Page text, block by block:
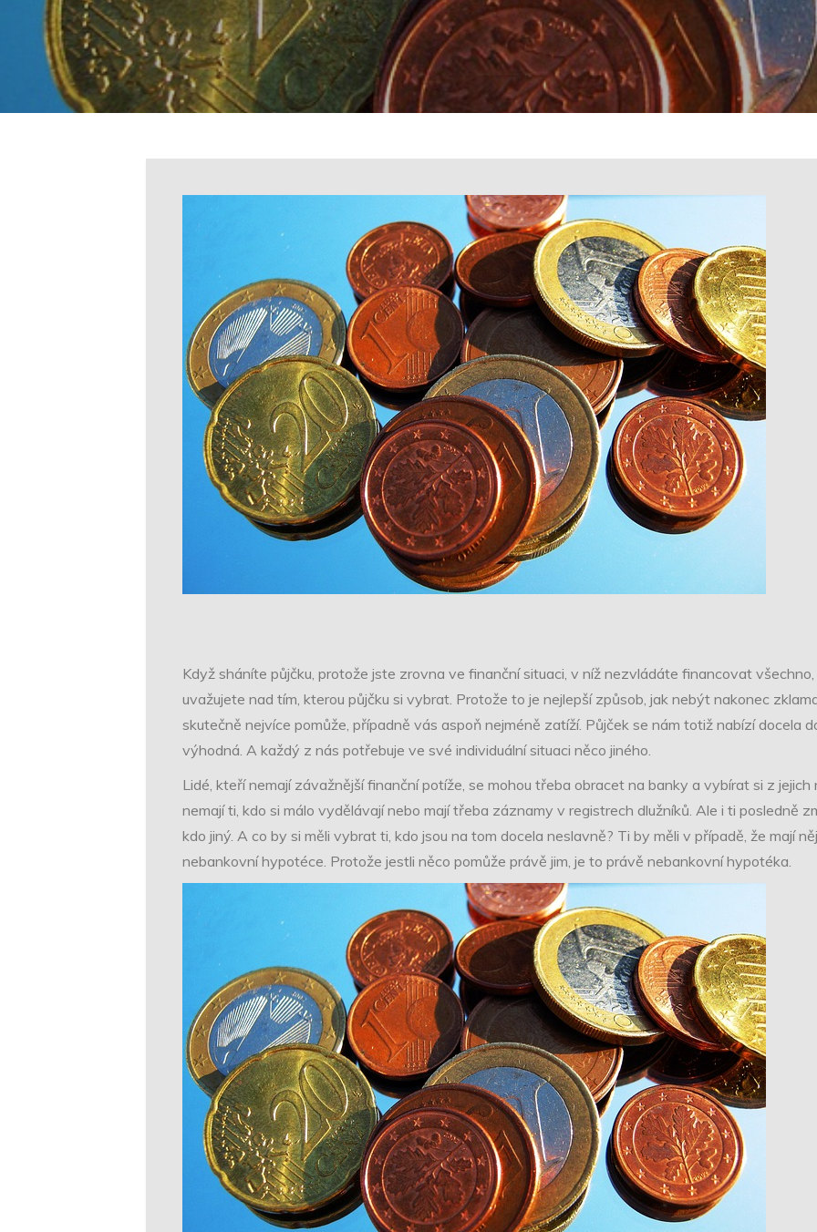
Když sháníte půjčku, protože jste zrovna ve finanční situaci, v níž nezvládáte financovat
uvažujete nad tím, kterou půjčku si vybrat. Protože to je nejlepší způsob, jak nebýt nakonec
skutečně nejvíce pomůže, případně vás aspoň nejméně zatíží. Půjček se nám totiž nabízí docela
výhodná. A každý z nás potřebuje ve své individuální situaci něco jiného.
Lidé, kteří nemají závažnější finanční potíže, se mohou třeba obracet na banky a vybírat si z
nemají ti, kdo si málo vydělávají nebo mají třeba záznamy v registrech dlužníků. Ale i ti posledně
kdo jiný. A co by si měli vybrat ti, kdo jsou na tom docela neslavně? Ti by měli v případě, že mají
nebankovní hypotéce. Protože jestli něco pomůže právě jim, je to právě nebankovní hypotéka.